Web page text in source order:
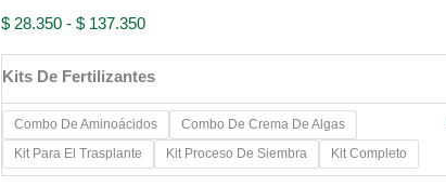
$ 28.350 - $ 137.350Rango
de
precios:
desde
$ 28.350
hasta
Kits De Fertilizantes
Combo De Aminoácidos
Combo De Crema De Algas
Kit Para El Trasplante
Kit Proceso De Siembra Kit Completo